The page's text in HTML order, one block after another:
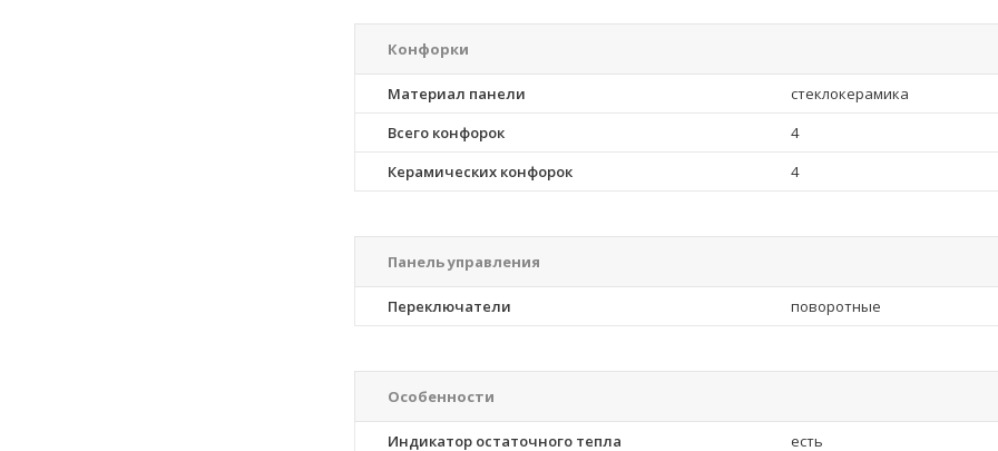
Конфорки
Материал панели
стеклокерамика
Всего конфорок
4
Керамических конфорок
4
Панель управления
Переключатели поворотные
Особенности
Индикатор остаточного тепла
есть